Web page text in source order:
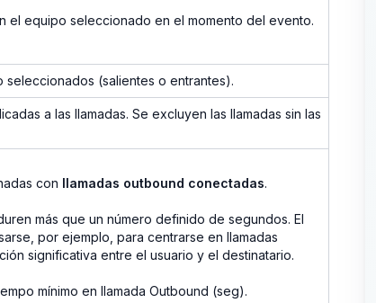
el equipo seleccionado en el momento del evento.
seleccionados (salientes o entrantes).
a las llamadas. Se excluyen las llamadas sin las
con llamadas outbound conectadas.
más que un número definido de segundos. El
por ejemplo, para centrarse en llamadas
significativa entre el usuario y el destinatario.
mínimo en llamada Outbound (seg).